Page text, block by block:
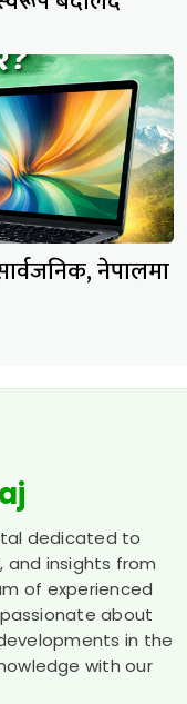
नेपालमा
dedicated to
and insights from
of experienced
about
in the
with our